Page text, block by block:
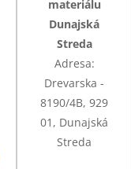
materiálu
Dunajská
Streda
Adresa:
Drevarska -
8190/4B, 929
01, Dunajská
Streda